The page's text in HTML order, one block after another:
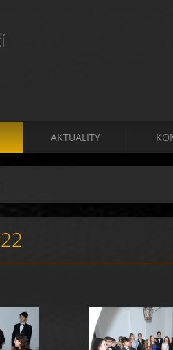
AKTUALITY